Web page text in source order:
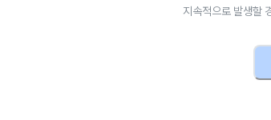
지속적으로 발생할